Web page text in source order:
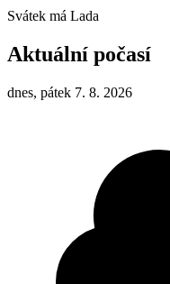
Svátek má Lada
Aktuální počasí
dnes, pátek 7. 8. 2026